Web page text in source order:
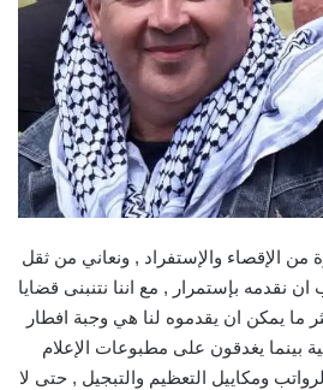
من الإقصاء والإستفراد , ونعاني من ثقل
نقدمه بإستمرار , مع اننا نتنبنى قضايا
ما يمكن ان يقدموه لنا هي وجبة افطار
بينما يغدقون على مطبوعات الإعلام
ومكاييل التعظيم والتبجيل , حتى لا